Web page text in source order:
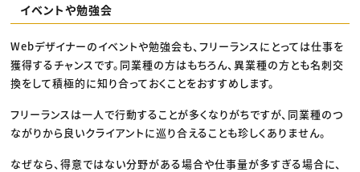
イベントや勉強会
Webデザイナーのイベントや勉強会も、フリーランスにとっては仕事を
獲得するチャンスです。同業種の方はもちろん、異業種の方とも名刺交
換をして積極的に知り合っておくことをおすすめします。
フリーランスは一人で行動することが多くなりがちですが、同業種のつ
ながりから良いクライアントに巡り合えることも珍しくありません。
なぜなら、得意ではない分野がある場合や仕事量が多すぎる場合に、